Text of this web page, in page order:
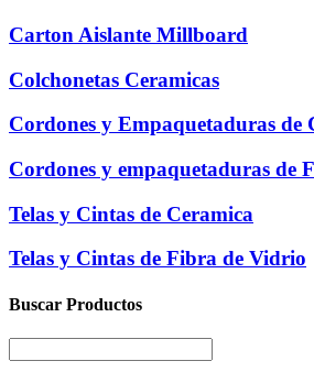
Carton Aislante Millboard
Colchonetas Ceramicas
Cordones y Empaquetaduras de
Cordones y empaquetaduras de
Telas y Cintas de Ceramica
Telas y Cintas de Fibra de Vidrio
Buscar Productos